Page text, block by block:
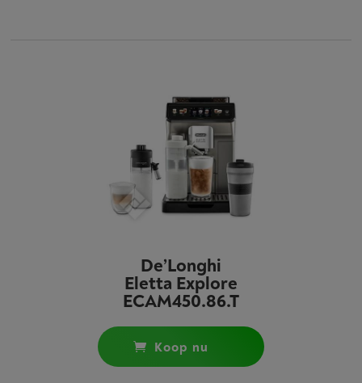
De’Longhi
Eletta Explore
ECAM450.86.T
koop nu